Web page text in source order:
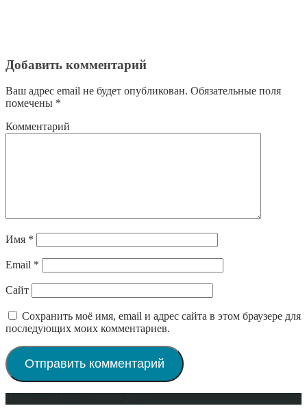
Добавить комментарий
Ваш адрес email не будет опубликован. Обязательные поля
помечены *
Комментарий
Имя *
Email *
Сайт
Сохранить моё имя, email и адрес сайта в этом браузере для
последующих моих комментариев.